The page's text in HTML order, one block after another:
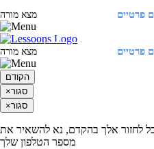
פרטיים מצא מורה
פרטיים מצא מורה
הקודם
×סגור
×סגור
לחזור אלך בהקדם, נא להשאיר את
מספר הטלפון שלך